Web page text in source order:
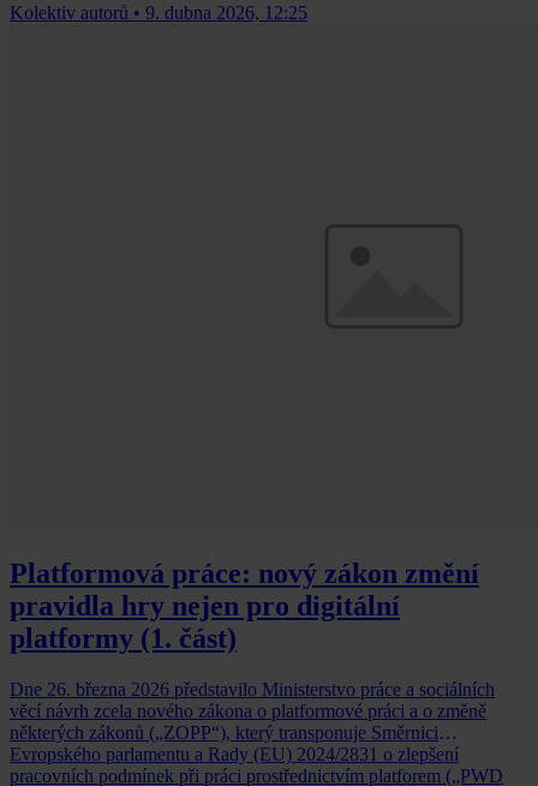
Kolektiv autorů • 9. dubna 2026, 12:25
Platformová práce: nový zákon změní
pravidla hry nejen pro digitální
platformy (1. část)
Dne 26. března 2026 představilo Ministerstvo práce a sociálních
věcí návrh zcela nového zákona o platformové práci a o změně
některých zákonů („ZOPP“), který transponuje Směrnici
Evropského parlamentu a Rady (EU) 2024/2831 o zlepšení
pracovních podmínek při práci prostřednictvím platforem („PWD